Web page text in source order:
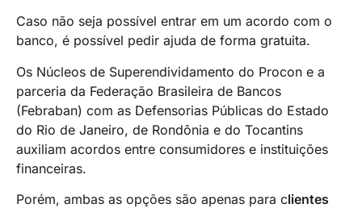
Caso não seja possível entrar em um acordo com o
banco, é possível pedir ajuda de forma gratuita.
Os Núcleos de Superendividamento do Procon e a
parceria da Federação Brasileira de Bancos
(Febraban) com as Defensorias Públicas do Estado
do Rio de Janeiro, de Rondônia e do Tocantins
auxiliam acordos entre consumidores e instituições
financeiras.
Porém, ambas as opções são apenas para clientes